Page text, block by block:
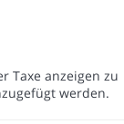
Taxe anzeigen zu
werden.